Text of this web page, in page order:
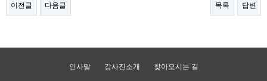
이전글 다음글 목록 답변
인사말 강사진소개 찾아오시는 길